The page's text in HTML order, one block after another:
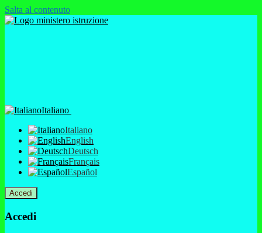
Salta al contenuto
Italiano
Italiano
English
Deutsch
Français
Español
Accedi
Accedi